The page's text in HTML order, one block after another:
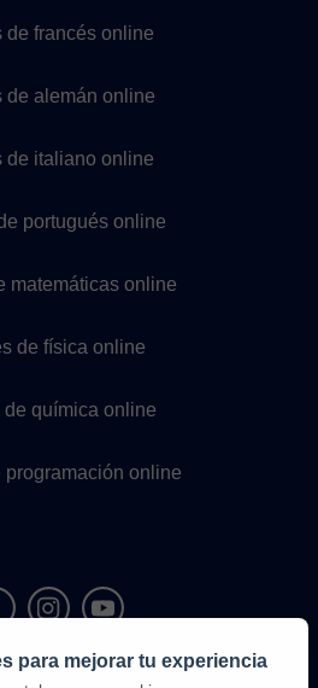
de francés online
de alemán online
de italiano online
portugués online
matemáticas online
de física online
de química online
programación online
para mejorar tu experiencia